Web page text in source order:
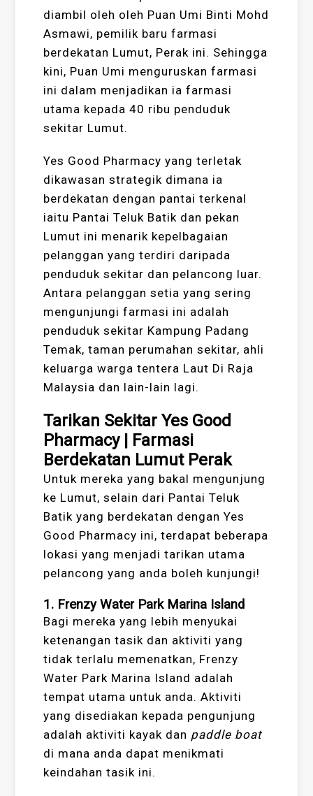
diambil oleh oleh Puan Umi Binti Mohd
Asmawi, pemilik baru farmasi
berdekatan Lumut, Perak ini. Sehingga
kini, Puan Umi menguruskan farmasi
ini dalam menjadikan ia farmasi
utama kepada 40 ribu penduduk
sekitar Lumut.
Yes Good Pharmacy yang terletak
dikawasan strategik dimana ia
berdekatan dengan pantai terkenal
iaitu Pantai Teluk Batik dan pekan
Lumut ini menarik kepelbagaian
pelanggan yang terdiri daripada
penduduk sekitar dan pelancong luar.
Antara pelanggan setia yang sering
mengunjungi farmasi ini adalah
penduduk sekitar Kampung Padang
Temak, taman perumahan sekitar, ahli
keluarga warga tentera Laut Di Raja
Malaysia dan lain-lain lagi.
Tarikan Sekitar Yes Good
Pharmacy | Farmasi
Berdekatan Lumut Perak
Untuk mereka yang bakal mengunjung
ke Lumut, selain dari Pantai Teluk
Batik yang berdekatan dengan Yes
Good Pharmacy ini, terdapat beberapa
lokasi yang menjadi tarikan utama
pelancong yang anda boleh kunjungi!
1. Frenzy Water Park Marina Island
Bagi mereka yang lebih menyukai
ketenangan tasik dan aktiviti yang
tidak terlalu memenatkan, Frenzy
Water Park Marina Island adalah
tempat utama untuk anda. Aktiviti
yang disediakan kepada pengunjung
adalah aktiviti kayak dan paddle boat
di mana anda dapat menikmati
keindahan tasik ini.